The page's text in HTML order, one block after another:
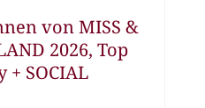
von MISS &
2026, Top
+ SOCIAL